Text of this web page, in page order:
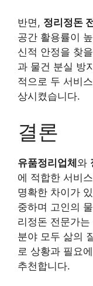
반면, 정리정돈
공간 활용률이
신적 안정을 찾
과 물건 분실 방
적으로 두 서비
상시켰습니다.
결론
유품정리업체와
에 적합한 서비
명확한 차이가
중하며 고인의
리정돈 전문가
분야 모두 삶의
로 상황과 필요
추천합니다.